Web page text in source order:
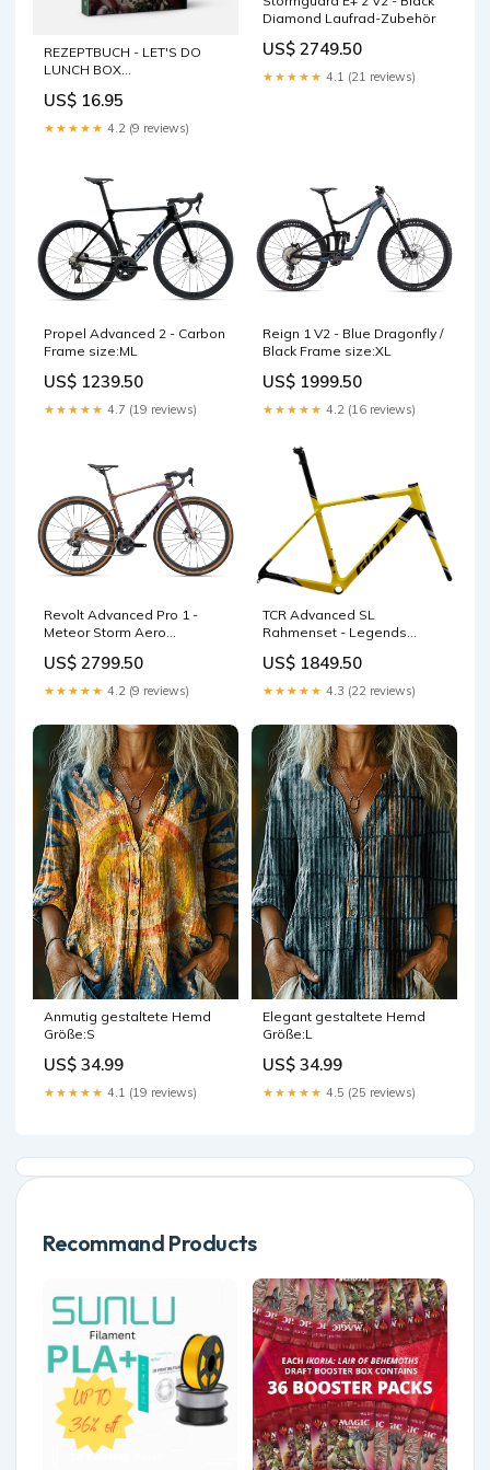
REZEPTBUCH - LET'S DO
LUNCH BOX
US$ 16.95
★★★★★ 4.2 (9 reviews)
Diamond Laufrad-Zubehör
US$ 2749.50
★★★★★ 4.1 (21 reviews)
Propel Advanced 2 - Carbon
Frame size:ML
US$ 1239.50
★★★★★ 4.7 (19 reviews)
Reign 1 V2 - Blue Dragonfly /
Black Frame size:XL
US$ 1999.50
★★★★★ 4.2 (16 reviews)
Revolt Advanced Pro 1 -
Meteor Storm Aero
US$ 2799.50
★★★★★ 4.2 (9 reviews)
TCR Advanced SL
Rahmenset - Legends
US$ 1849.50
★★★★★ 4.3 (22 reviews)
Anmutig gestaltete Hemd
Größe:S
US$ 34.99
★★★★★ 4.1 (19 reviews)
Elegant gestaltete Hemd
Größe:L
US$ 34.99
★★★★★ 4.5 (25 reviews)
Recommand Products